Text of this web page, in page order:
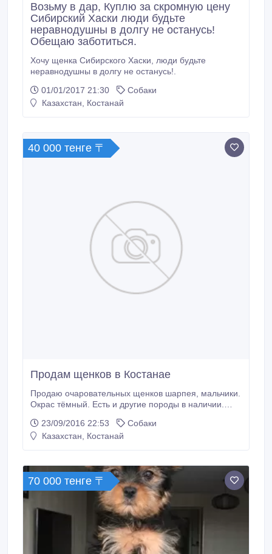
Возьму в дар, Куплю за скромную цену
Сибирский Хаски люди будьте
неравнодушны в долгу не останусь!
Обещаю заботиться.
Хочу щенка Сибирского Хаски, люди будьте
неравнодушны в долгу не останусь!.
01/01/2017 21:30
Собаки
Казахстан, Костанай
40 000 тенге 〒
Продам щенков в Костанае
Продаю очаровательных щенков шарпея, мальчики.
Окрас тёмный. Есть и другие породы в наличии.
23/09/2016 22:53
Собаки
Казахстан, Костанай
70 000 тенге 〒